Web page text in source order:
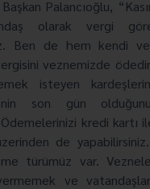
Palancıoğlu,
olarak vergi
Ben de hem kendi
veznemizde
isteyen
son gün
kredi kartı
de yapabilirsiniz.
türümüz var.
ve